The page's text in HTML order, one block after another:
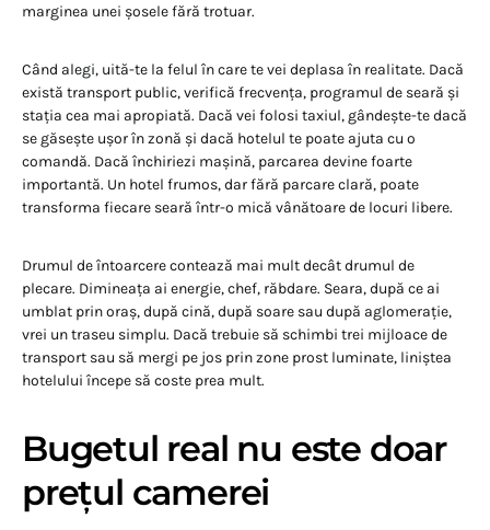
marginea unei șosele fără trotuar.
Când alegi, uită-te la felul în care te vei deplasa în realitate. Dacă
există transport public, verifică frecvența, programul de seară și
stația cea mai apropiată. Dacă vei folosi taxiul, gândește-te dacă
se găsește ușor în zonă și dacă hotelul te poate ajuta cu o
comandă. Dacă închiriezi mașină, parcarea devine foarte
importantă. Un hotel frumos, dar fără parcare clară, poate
transforma fiecare seară într-o mică vânătoare de locuri libere.
Drumul de întoarcere contează mai mult decât drumul de
plecare. Dimineața ai energie, chef, răbdare. Seara, după ce ai
umblat prin oraș, după cină, după soare sau după aglomerație,
vrei un traseu simplu. Dacă trebuie să schimbi trei mijloace de
transport sau să mergi pe jos prin zone prost luminate, liniștea
hotelului începe să coste prea mult.
Bugetul real nu este doar
prețul camerei